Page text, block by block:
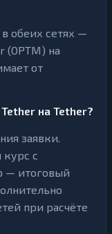
обеих сетях —
(OPTM) на
от
на Tether?
заявки.
с
— итоговый
при расчёте